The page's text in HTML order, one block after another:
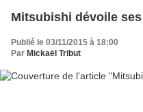
Mitsubishi dévoile
Publié le 03/11/2015 à 18:00
Par Mickaël Tribut